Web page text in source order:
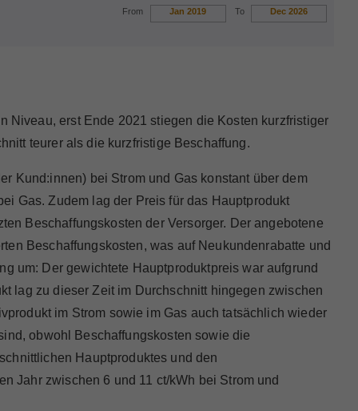
Niveau, erst Ende 2021 stiegen die Kosten kurzfristiger
teurer als die kurzfristige Beschaffung.
Kund:innen) bei Strom und Gas konstant über dem
Gas. Zudem lag der Preis für das Hauptprodukt
Beschaffungskosten der Versorger. Der angebotene
Beschaffungskosten, was auf Neukundenrabatte und
um: Der gewichtete Hauptproduktpreis war aufgrund
lag zu dieser Zeit im Durchschnitt hingegen zwischen
im Strom sowie im Gas auch tatsächlich wieder
obwohl Beschaffungskosten sowie die
Hauptproduktes und den
Jahr zwischen 6 und 11 ct/kWh bei Strom und